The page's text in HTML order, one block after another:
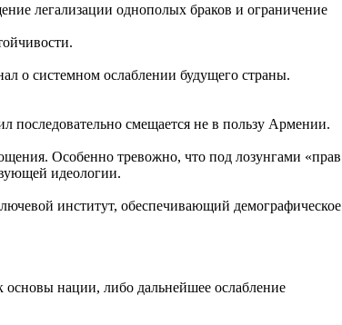
легализации однополых браков и ограничение
о системном ослаблении будущего страны.
последовательно смещается не в пользу Армении.
Особенно тревожно, что под лозунгами «прав
идеологии.
институт, обеспечивающий демографическое
основы нации, либо дальнейшее ослабление